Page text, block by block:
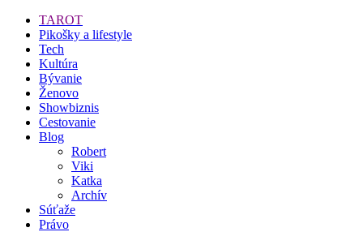
TAROT
Pikošky a lifestyle
Tech
Kultúra
Bývanie
Ženovo
Showbiznis
Cestovanie
Blog
Robert
Viki
Katka
Archív
Súťaže
Právo